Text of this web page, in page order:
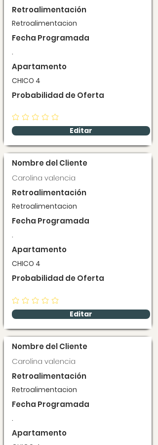
Retroalimentación
Retroalimentacion
Fecha Programada
.
Apartamento
CHICO 4
Probabilidad de Oferta
Editar
Nombre del Cliente
Carolina valencia
Retroalimentación
Retroalimentacion
Fecha Programada
.
Apartamento
CHICO 4
Probabilidad de Oferta
Editar
Nombre del Cliente
Carolina valencia
Retroalimentación
Retroalimentacion
Fecha Programada
.
Apartamento